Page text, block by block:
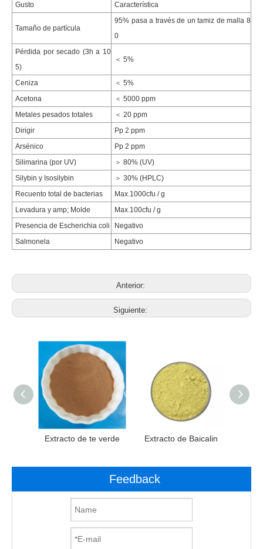
Gusto
Característica
Tamaño de partícula
95% pasa a través de un tamiz de malla 8
0
Pérdida por secado (3h a 10
5)
＜ 5%
Ceniza
＜ 5%
Acetona
＜ 5000 ppm
Metales pesados ​​totales
＜ 20 ppm
Dirigir
Pp 2 ppm
Arsénico
Pp 2 ppm
Silimarina (por UV)
＞ 80% (UV)
Silybin y Isosilybin
＞ 30% (HPLC)
Recuento total de bacterias
Max.1000cfu / g
Levadura y amp; Molde
Max.100cfu / g
Presencia de Escherichia coli
Negativo
Salmonela
Negativo
Anterior:
Siguiente:
Extracto de te verde Extracto de Baicalin
Feedback